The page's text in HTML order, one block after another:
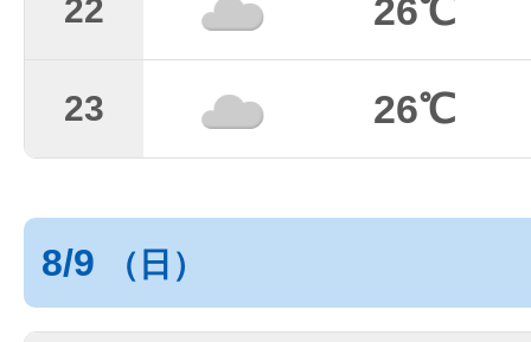
22 26℃
23 26℃
8/9 （日）